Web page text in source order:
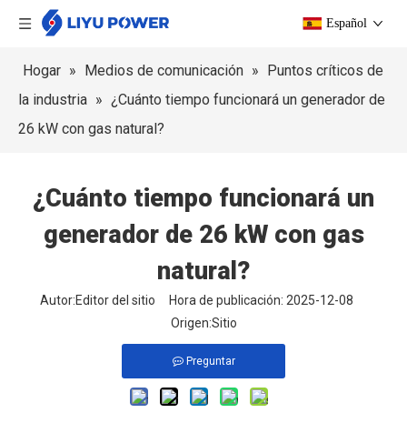
Español
Hogar » Medios de comunicación » Puntos críticos de
la industria » ¿Cuánto tiempo funcionará un generador de
26 kW con gas natural?
¿Cuánto tiempo funcionará un
generador de 26 kW con gas
natural?
Autor:Editor del sitio Hora de publicación: 2025-12-08
Origen:Sitio
Preguntar